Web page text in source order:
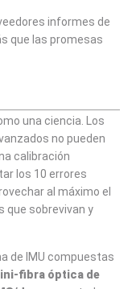
informes de
que las promesas
una ciencia. Los
no pueden
calibración
los 10 errores
al máximo el
que sobrevivan y
de IMU compuestas
fibra óptica de